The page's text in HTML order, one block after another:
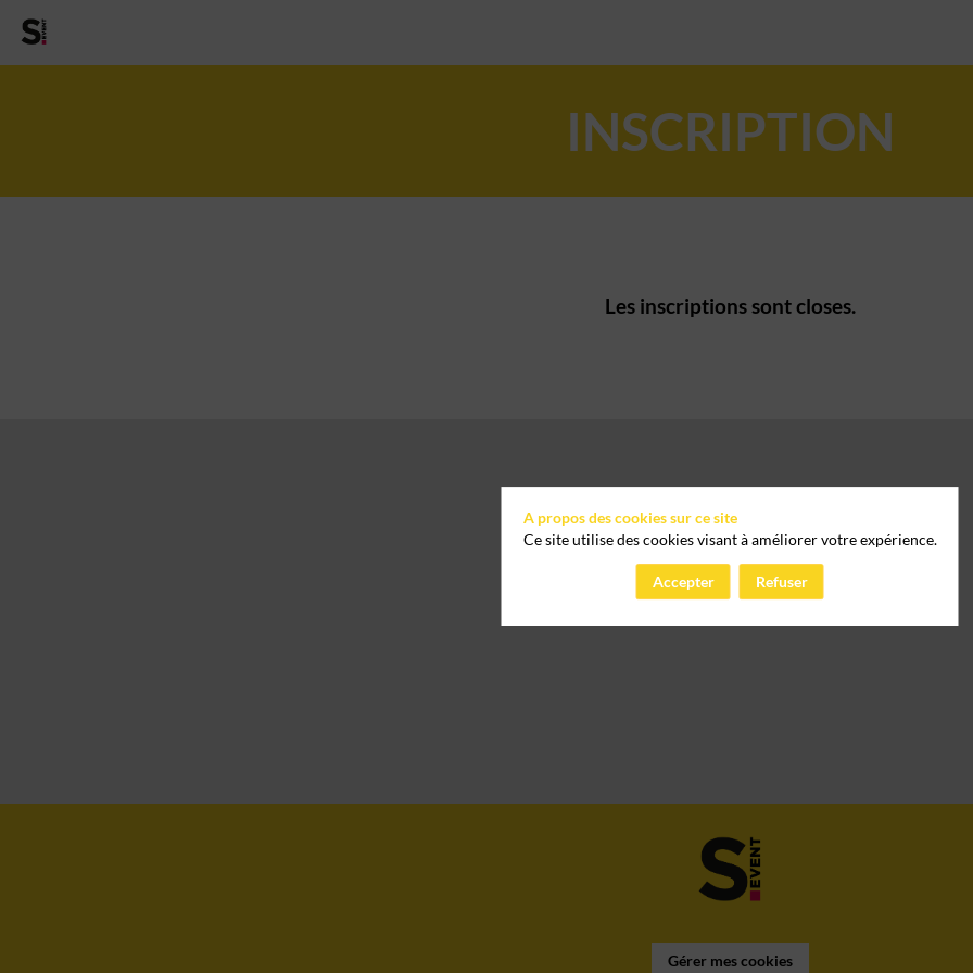
INSCRIPTION
Les inscriptions sont closes.
Gérer mes cookies
A propos des cookies sur ce site
Ce site utilise des cookies visant à améliorer votre expérience.
Accepter Refuser